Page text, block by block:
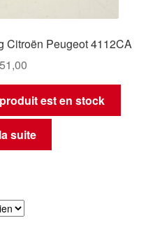
Citroën Peugeot 4112CA
est en stock
suite